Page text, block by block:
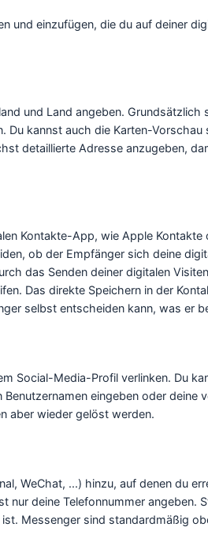
und einzufügen, die du auf deiner
und Land angeben. Grundsätzlich
kannst auch die Karten-
detaillierte Adresse anzugeben,
Kontakte-App, wie Apple Kontakte
ob der Empfänger sich deine
das Senden deiner digitalen
Das direkte Speichern in der
selbst entscheiden kann, was er
Social-Media-Profil verlinken. Du
eingeben oder deine
aber wieder gelöst werden.
WeChat, ...) hinzu, auf denen du
nur deine Telefonnummer angeben.
Messenger sind standardmäßig